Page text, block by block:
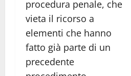
procedura penale, che
vieta il ricorso a
elementi che hanno
fatto già parte di un
precedente